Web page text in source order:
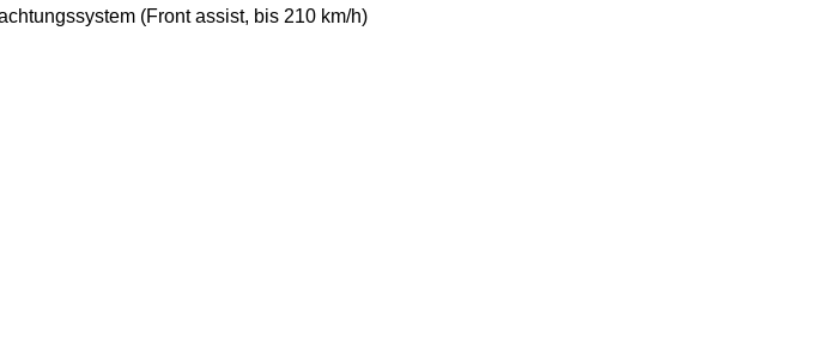
(Front assist, bis 210 km/h)